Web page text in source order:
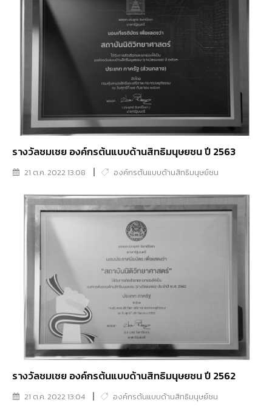
รางวัลชมเชย องค์กรต้นแบบด้านสิทธิมนุษยชน ปี 2563
21 ต.ค. 2022 13:08 องค์กรต้นแบบด้านสิทธิมนุษย์ชน
รางวัลชมเชย องค์กรต้นแบบด้านสิทธิมนุษยชน ปี 2562
21 ต.ค. 2022 13:04 องค์กรต้นแบบด้านสิทธิมนุษย์ชน